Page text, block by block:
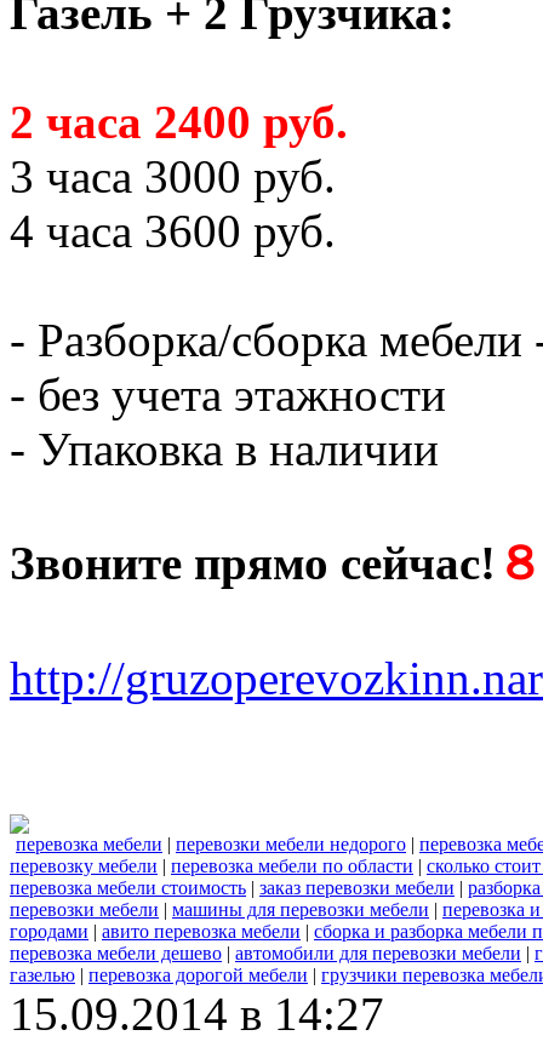
Газель + 2 Грузчика:
2 часа 2400 руб.
3 часа 3000 руб.
4 часа 3600 руб.
- Разборка/сборка мебели
- без учета этажности
- Упаковка в наличии
Звоните прямо сейчас!
http://
перевозка мебели | перевозки мебели недорого | перевозка
перевозку мебели | перевозка мебели по области | сколько
перевозка мебели стоимость | заказ перевозки мебели |
перевозки мебели | машины для перевозки мебели | перевозка
городами | авито перевозка мебели | сборка и разборка мебели
перевозка мебели дешево | автомобили для перевозки мебели |
газелью | перевозка дорогой мебели | грузчики перевозка
15.09.2014 в 14:27